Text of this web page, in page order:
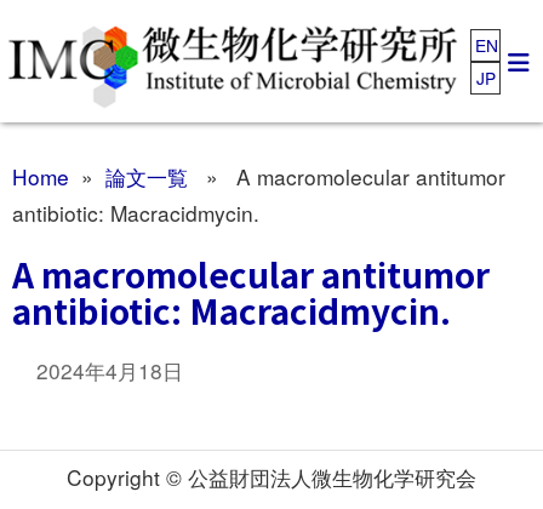
EN
JP
Home » 論文一覧 » A macromolecular antitumor
antibiotic: Macracidmycin.
A macromolecular antitumor
antibiotic: Macracidmycin.
2024年4月18日
Copyright © 公益財団法人微生物化学研究会